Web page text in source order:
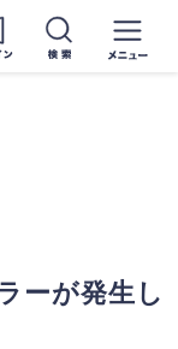
ーが発生し